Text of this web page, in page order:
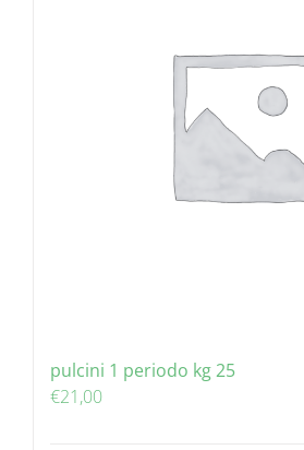
pulcini 1 periodo kg 25
€21,00